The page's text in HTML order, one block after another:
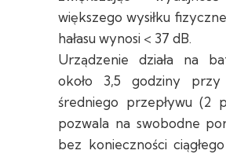
większego wysiłku
hałasu wynosi < 37 dB.
Urządzenie działa na
około 3,5 godziny przy
średniego przepływu (2
pozwala na swobodne
bez konieczności ciągłego